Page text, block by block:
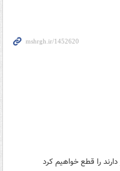
را قطع خواهیم کرد